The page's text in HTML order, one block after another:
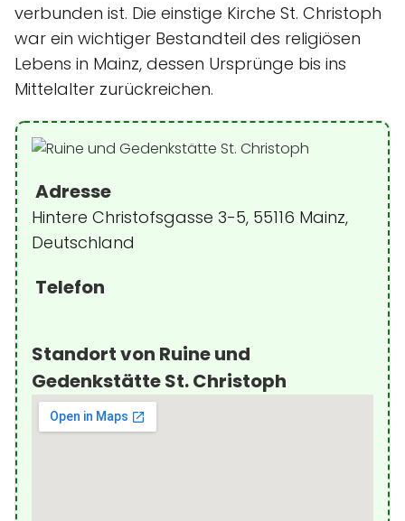
verbunden ist. Die einstige Kirche St. Christoph
war ein wichtiger Bestandteil des religiösen
Lebens in Mainz, dessen Ursprünge bis ins
Mittelalter zurückreichen.
Adresse
Hintere Christofsgasse 3-5, 55116 Mainz,
Deutschland
Telefon
Standort von Ruine und
Gedenkstätte St. Christoph